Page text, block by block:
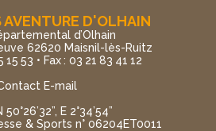
AVENTURE D'OLHAIN
d’Olhain
62620 Maisnil-lès-Ruitz
15 53 • Fax : 03 21 83 41 12
E-mail
50°26’32”, E 2°34’54”
& Sports n° 06204ET0011